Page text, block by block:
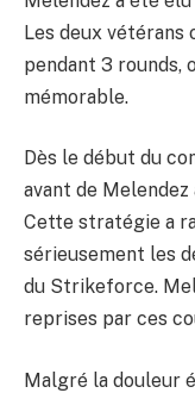
Les deux vétérans
pendant 3 rounds,
mémorable.
Dès le début du
avant de
Cette stratégie a
sérieusement les
du Strikeforce.
reprises par ces
Malgré la douleur